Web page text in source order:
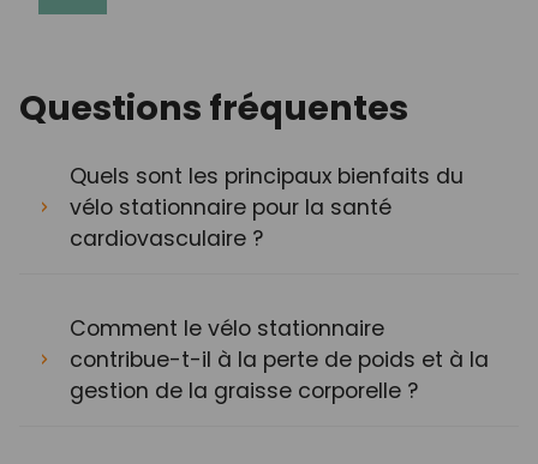
Questions fréquentes
Quels sont les principaux bienfaits du
vélo stationnaire pour la santé
cardiovasculaire ?
Comment le vélo stationnaire
contribue-t-il à la perte de poids et à la
gestion de la graisse corporelle ?